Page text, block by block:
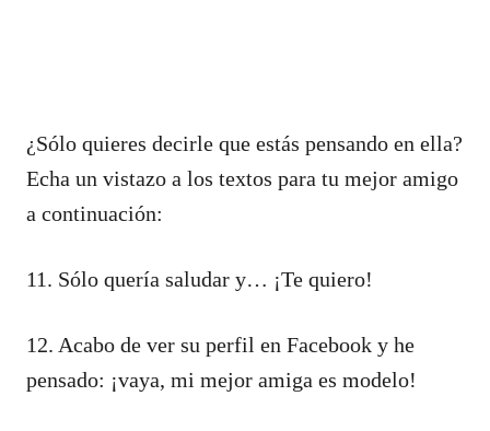
¿Sólo quieres decirle que estás pensando en ella?
Echa un vistazo a los textos para tu mejor amigo
a continuación:
11. Sólo quería saludar y… ¡Te quiero!
12. Acabo de ver su perfil en Facebook y he
pensado: ¡vaya, mi mejor amiga es modelo!